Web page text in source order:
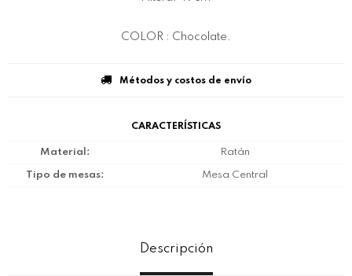
COLOR : Chocolate.
Métodos y costos de envío
CARACTERÍSTICAS
Material Ratán
Tipo de mesas Mesa Central
Descripción